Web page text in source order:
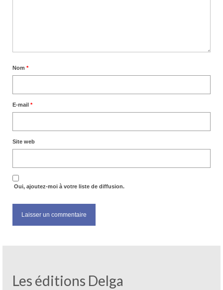
Nom *
E-mail *
Site web
Oui, ajoutez-moi à votre liste de diffusion.
Les éditions Delga